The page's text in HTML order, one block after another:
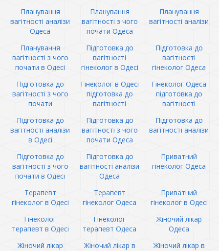
Планування
вагітності аналізи
Одеса
Планування
вагітності з чого
почати Одеса
Планування
вагітності аналізи
Планування
вагітності з чого
почати в Одесі
Підготовка до
вагітності
гінеколог в Одесі
Підготовка до
вагітності
гінеколог Одеса
Підготовка до
вагітності з чого
почати
Гінеколог в Одесі
підготовка до
вагітності
Гінеколог Одеса
підготовка до
вагітності
Підготовка до
вагітності аналізи
в Одесі
Підготовка до
вагітності з чого
почати Одеса
Підготовка до
вагітності аналізи
Підготовка до
вагітності з чого
почати в Одесі
Підготовка до
вагітності аналізи
Одеса
Приватний
гінеколог Одеса
Терапевт
гінеколог в Одесі
Терапевт
гінеколог Одеса
Приватний
гінеколог в Одесі
Гінеколог
терапевт в Одесі
Гінеколог
терапевт Одеса
Жіночий лікар
Одеса
Жіночий лікар
Жіночий лікар в
Жіночий лікар в